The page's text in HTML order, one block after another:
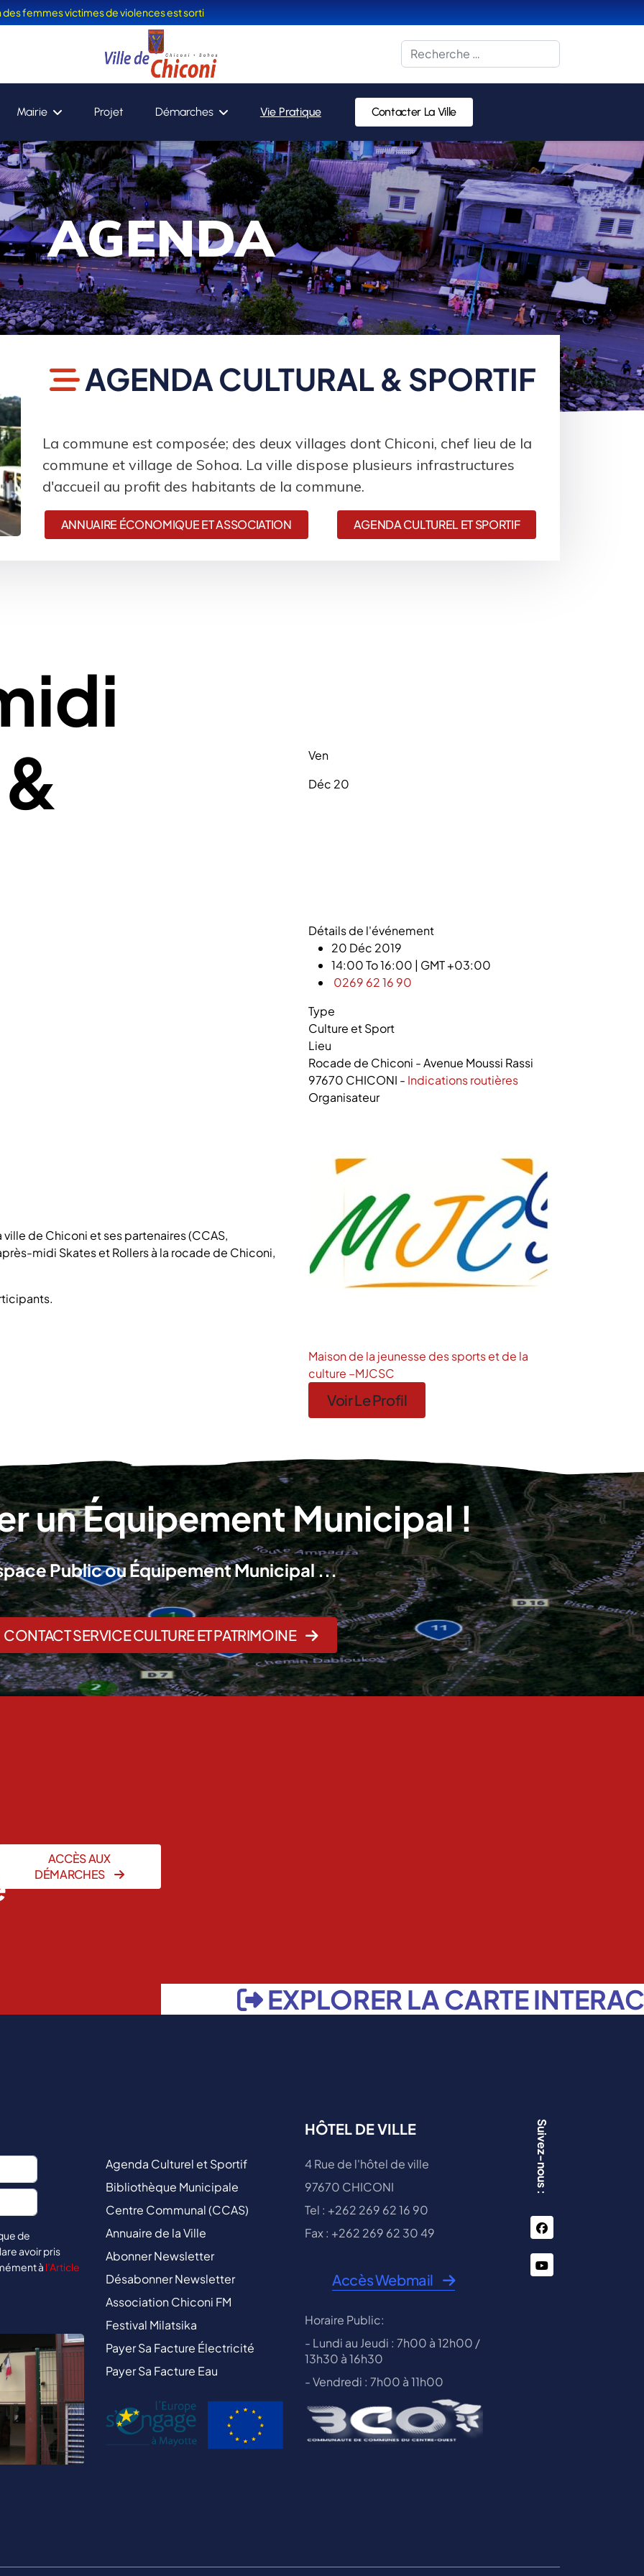
Rechercher
Mairie Projet Démarches Vie Pratique Contacter La Ville
AGENDA
AGENDA CULTURAL & SPORTIF
La commune est composée; des deux villages dont Chiconi, chef lieu de la
commune et village de Sohoa. La ville dispose plusieurs infrastructures
d'accueil au profit des habitants de la commune.
ANNUAIRE ÉCONOMIQUE ET ASSOCIATION AGENDA CULTUREL ET SPORTIF
Ven
Déc 20
de Chiconi et ses partenaires (CCAS,
midi Skates et Rollers à la rocade de Chiconi,
Détails de l'événement
20 Déc 2019
14:00 To 16:00 | GMT +03:00
0269 62 16 90
Type
Culture et Sport
Lieu
Rocade de Chiconi - Avenue Moussi Rassi
97670 CHICONI - Indications routières
Organisateur
Maison de la jeunesse des sports et de la
culture –MJCSC
Voir Le Profil
un Équipement Municipal !
Public ou Équipement Municipal ...
CONTACT SERVICE CULTURE ET PATRIMOINE
ACCÈS AUX
DÉMARCHES
EXPLORER LA CARTE
de
avoir pris
à l’Article
Agenda Culturel et Sportif
Bibliothèque Municipale
Centre Communal (CCAS)
Annuaire de la Ville
Abonner Newsletter
Désabonner Newsletter
Association Chiconi FM
Festival Milatsika
Payer Sa Facture Électricité
Payer Sa Facture Eau
HÔTEL DE VILLE
4 Rue de l'hôtel de ville
97670 CHICONI
Tel : +262 269 62 16 90
Fax : +262 269 62 30 49
Accès Webmail
Horaire Public:
- Lundi au Jeudi : 7h00 à 12h00 /
13h30 à 16h30
- Vendredi : 7h00 à 11h00
Suivez-nous :
facebook
You
des femmes victimes de violences est sorti